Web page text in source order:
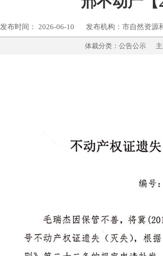
发布时间： 2026-06-10 发布机构：市自然资
体裁分类：公告公示